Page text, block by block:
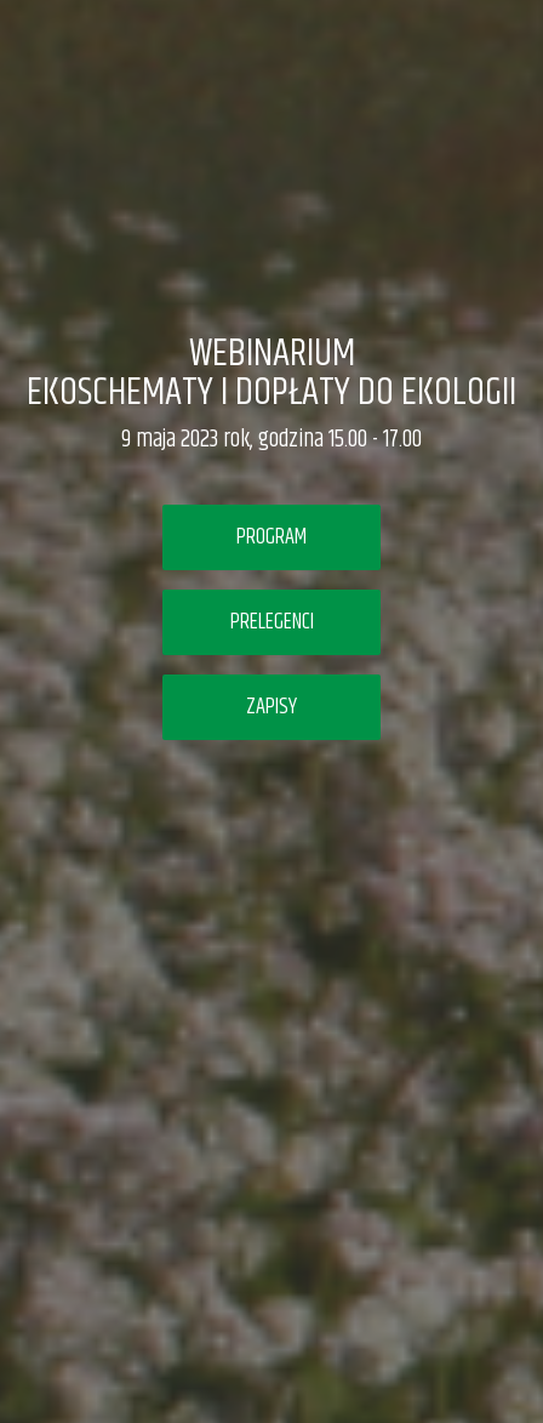
WEBINARIUM
EKOSCHEMATY I DOPŁATY DO EKOLOGII
9 maja 2023 rok, godzina 15.00 - 17.00
PROGRAM
PRELEGENCI
ZAPISY